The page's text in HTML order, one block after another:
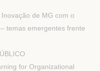
de MG com o
temas emergentes frente
for Organizational